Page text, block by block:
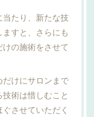
たり、新たな技
すと、さらにも
の施術をさせて
けにサロンまで
術は惜しむこと
させていただく